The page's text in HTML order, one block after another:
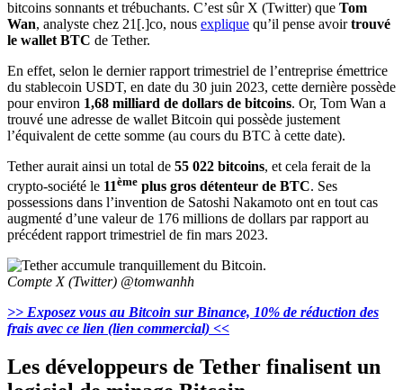
bitcoins sonnants et trébuchants. C’est sûr X (Twitter) que Tom
Wan, analyste chez 21[.]co, nous explique qu’il pense avoirtrouvé
le wallet BTC de Tether.
En effet, selon le dernier rapport trimestriel de l’entreprise émettrice
du stablecoin USDT, en date du 30 juin 2023, cette dernière possède
pour environ 1,68 milliard de dollars de bitcoins. Or, Tom Wan a
trouvé une adresse de wallet Bitcoin qui possède justement
l’équivalent de cette somme (au cours du BTC à cette date).
Tether aurait ainsi un total de 55 022 bitcoins, et cela ferait de la
crypto-société le 11ème plus gros détenteur de BTC. Ses
possessions dans l’invention de Satoshi Nakamoto ont en tout cas
augmenté d’une valeur de 176 millions de dollars par rapport au
précédent rapport trimestriel de fin mars 2023.
Compte X (Twitter) @tomwanhh
>> Exposez vous au Bitcoin sur Binance, 10% de réduction des
frais avec ce lien (lien commercial) <<
Les développeurs de Tether finalisent un